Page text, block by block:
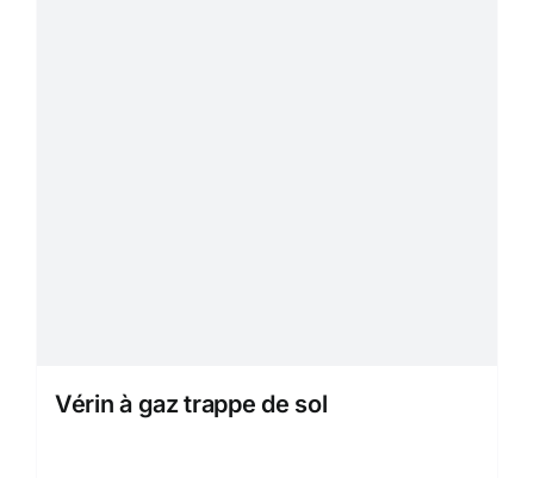
Vérin à gaz trappe de sol